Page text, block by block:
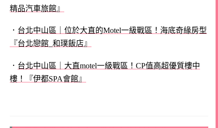
精品汽車旅館』
． 台北中山區｜位於大直的Motel一級戰區！海底奇緣房型
『台北戀館_和璞飯店』
． 台北中山區｜大直motel一級戰區！CP值高超優質樓中
樓！『伊都SPA會館』